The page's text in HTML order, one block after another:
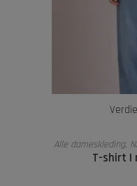
Alle dameskleding,
T-shirt |